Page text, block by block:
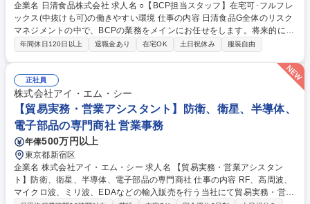
企業名 日清食品株式会社 求人名 ○【BCP担当スタッフ】在宅可･フルフレ
ックス(中抜けも可)の働きやすい環境 仕事の内容 日清食品G全体のリスク
マネジメントの中で、BCPの業務をメインにお任せをします。将来的に、
リスクアセスメントやクライシスマネジメント等業業務を担っていただけ
出～評価,重点リスクの管理 ■特定されたリスクに対する予防/軽減/移転な
どの目標設定から主管部門へのサポートまで ■リスクマネジメントの管
理･モニタリング･実行･評価･改善 ■リスクレポート作成、リスクマネジメ
ントプロジェクト推進 ■グループ内外リスク情報収集,分析,およびグルー
プ内への共有 ■災害･事故リスク(BCPリスク)戦略の立案,予防/軽減/移転な
どの目標設定 等 募集職種 ○【BCP担当スタッフ】在宅可･フルフレックス
(中抜けも可)の働きやすい環境
年間休日120日以上 退職金あり 在宅OK 土日祝休み 服装自由
正社員
株式会社アイ・エム・シー
【貿易実務・営業アシスタント】防衛、衛星、半導体、
電子部品の専門商社 営業事務
年俸500万円以上
東京都新宿区
企業名 株式会社アイ・エム・シー 求人名 【貿易実務・営業アシスタン
ト】防衛、衛星、半導体、電子部品の専門商社 仕事の内容 RF、高周波、
マイクロ波、ミリ波、EDAなどの輸入販売を行う当社にて貿易実務・営業